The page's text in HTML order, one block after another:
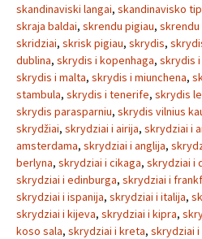
skandinaviski langai, skandinavisko
skraja baldai, skrendu pigiau, skrendu
skridziai, skrisk pigiau, skrydis,
dublina, skrydis i kopenhaga, skrydis
skrydis i malta, skrydis i miunchena,
stambula, skrydis i tenerife, skrydis
skrydis parasparniu, skrydis vilnius
skrydžiai, skrydziai i airija, skrydziai i
amsterdama, skrydziai i anglija,
berlyna, skrydziai i cikaga, skrydziai i
skrydziai i edinburga, skrydziai i
skrydziai i ispanija, skrydziai i italija,
skrydziai i kijeva, skrydziai i kipra,
koso sala, skrydziai i kreta, skrydziai i